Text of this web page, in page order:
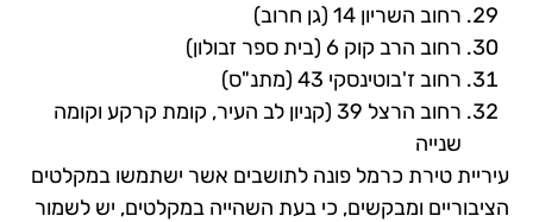
רחוב השריון 14 (גן חרוב)
רחוב הרב קוק 6 (בית ספר זבולון)
רחוב ז'בוטינסקי 43 (מתנ"ס)
רחוב הרצל 39 (קניון לב העיר, קומת קרקע וקומה
שנייה
עיריית טירת כרמל פונה לתושבים אשר ישתמשו במקלטים
הציבוריים ומבקשים, כי בעת השהייה במקלטים, יש לשמור